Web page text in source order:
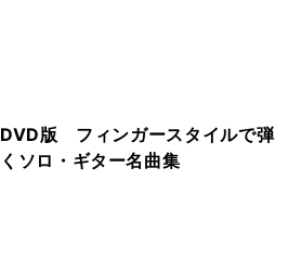
DVD版 フィンガースタイルで弾
くソロ・ギター名曲集